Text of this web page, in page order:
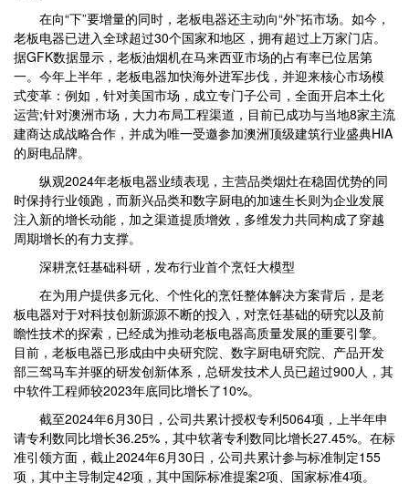
在向“下”要增量的同时，老板电器还主动向“外”拓市场。如今，
老板电器已进入全球超过30个国家和地区，拥有超过上万家门店。
据GFK数据显示，老板油烟机在马来西亚市场的占有率已位居第
一。今年上半年，老板电器加快海外进军步伐，并迎来核心市场模
式变革：例如，针对美国市场，成立专门子公司，全面开启本土化
运营;针对澳洲市场，大力布局工程渠道，目前已成功与当地8家主流
建商达成战略合作，并成为唯一受邀参加澳洲顶级建筑行业盛典HIA
的厨电品牌。
纵观2024年老板电器业绩表现，主营品类烟灶在稳固优势的同
时保持行业领跑，而新兴品类和数字厨电的加速生长则为企业发展
注入新的增长动能，加之渠道提质增效，多维发力共同构成了穿越
周期增长的有力支撑。
深耕烹饪基础科研，发布行业首个烹饪大模型
在为用户提供多元化、个性化的烹饪整体解决方案背后，是老
板电器对于对科技创新源源不断的投入，对烹饪基础的研究以及前
瞻性技术的探索，已经成为推动老板电器高质量发展的重要引擎。
目前，老板电器已形成由中央研究院、数字厨电研究院、产品开发
部三驾马车并驱的研发创新体系，总研发技术人员已超过900人，其
中软件工程师较2023年底同比增长了10%。
截至2024年6月30日，公司共累计授权专利5064项，上半年申
请专利数同比增长36.25%，其中软著专利数同比增长27.45%。在标
准引领方面，截止2024年6月30日，公司共累计参与标准制定155
项，其中主导制定42项，其中国际标准提案2项、国家标准4项。